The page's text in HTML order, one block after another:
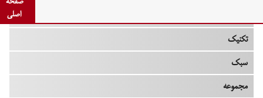
اصلی
تکنیک
سبک
مجموعه